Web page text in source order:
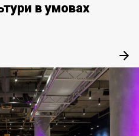
в умовах